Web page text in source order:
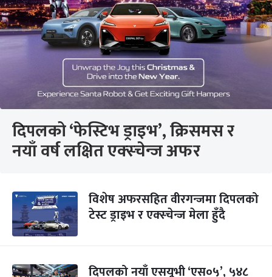
दिपलको ‘फेस्टिभ ड्राइभ’, क्रिसमस र
नयाँ वर्ष लक्षित एक्स्चेन्ज अफर
विशेष अफरसहित वीरगन्जमा दिपलको
टेस्ट ड्राइभ र एक्स्चेन्ज मेला हुँदै
दिपलको नयाँ एसयूभी ‘एस०५’, ५४८